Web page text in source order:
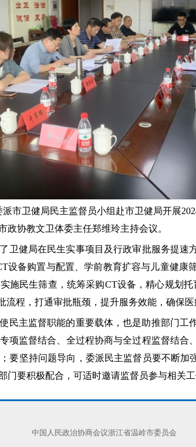
市卫健局民主监督员小组赴市卫健局开展
协教文卫体委主任郑维玲主持会议。
卫健局在民生实事项目及行政审批服务提速
设备购置与配置、学前教育扩容与儿童健康
施民生筛查，统筹采购CT设备，精心规划
程，打通审批瓶颈，提升服务效能，确保
民主监督职能的重要载体，也是助推部门工
项监督结合、全过程协商与全过程监督结合
要坚持问题导向，委派民主监督员要不断加
门要积极配合，可适时邀请监督员参与相关
中国人民政治协商会议浙江省温岭市委员会